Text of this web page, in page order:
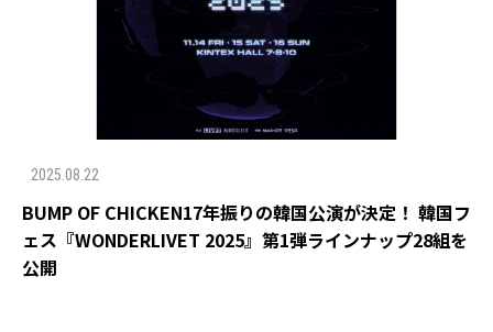
2025.08.22
BUMP OF CHICKEN17年振りの韓国公演が決定！ 韓国フ
ェス『WONDERLIVET 2025』第1弾ラインナップ28組を
公開